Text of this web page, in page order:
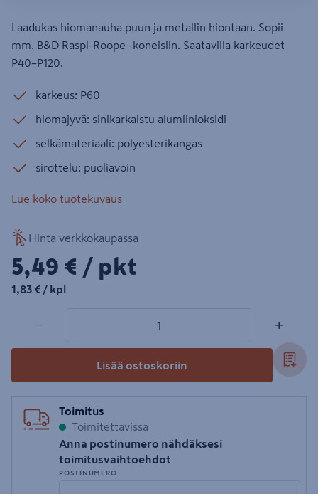
Laadukas hiomanauha puun ja metallin hiontaan. Sopii
mm. B&D Raspi-Roope -koneisiin. Saatavilla karkeudet
P40–P120.
karkeus: P60
hiomajyvä: sinikarkaistu alumiinioksidi
selkämateriaali: polyesterikangas
sirottelu: puoliavoin
Lue koko tuotekuvaus
Hinta verkkokaupassa
5,49€/pkt
5,49 € / pkt
1,83€/kpl
1,83 € / kpl
− +
Lisää ostoskoriin
Toimitus
Toimitettavissa
Anna postinumero nähdäksesi
toimitusvaihtoehdot
POSTINUMERO